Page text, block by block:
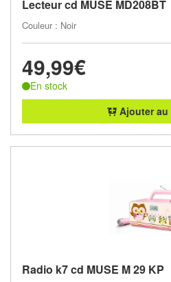
Lecteur cd MUSE MD208BT
Couleur : Noir
49,99€
En stock
Ajouter au
Radio k7 cd MUSE M 29 KP